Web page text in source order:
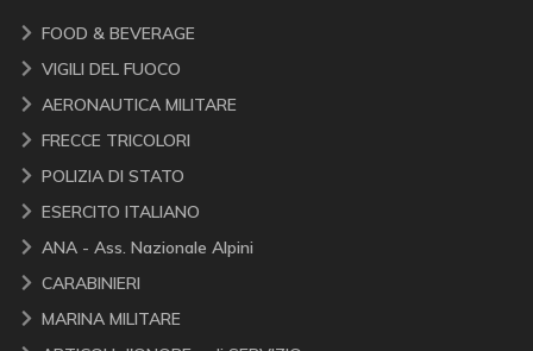
FOOD & BEVERAGE
VIGILI DEL FUOCO
AERONAUTICA MILITARE
FRECCE TRICOLORI
POLIZIA DI STATO
ESERCITO ITALIANO
ANA - Ass. Nazionale Alpini
CARABINIERI
MARINA MILITARE